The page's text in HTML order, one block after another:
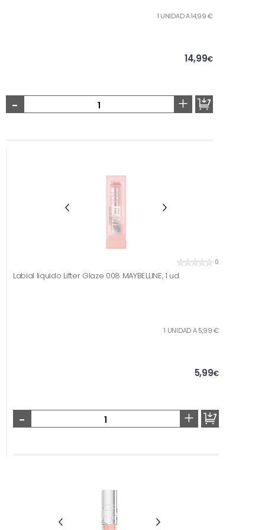
1 UNIDAD A 14,99 €
14,99€
- +
0
Labial líquido Lifter Glaze 008 MAYBELLINE, 1 ud
1 UNIDAD A 5,99 €
5,99€
- +